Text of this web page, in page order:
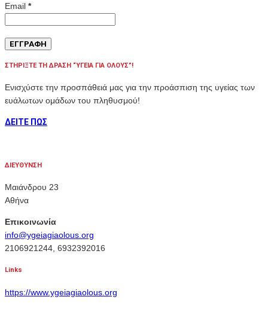
Email *
ΣΤΗΡΙΞΤΕ ΤΗ ΔΡΑΣΗ “ΥΓΕΙΑ ΓΙΑ ΟΛΟΥΣ”!
Ενισχύστε την προσπάθειά μας για την προάσπιση της υγείας των
ευάλωτων ομάδων του πληθυσμού!
ΔΕΙΤΕ ΠΩΣ
ΔΙΕΥΘΥΝΣΗ
Μαιάνδρου 23
Αθήνα
Επικοινωνία
info@ygeiagiaolous.org
2106921244, 6932392016
Links
https://www.ygeiagiaolous.org